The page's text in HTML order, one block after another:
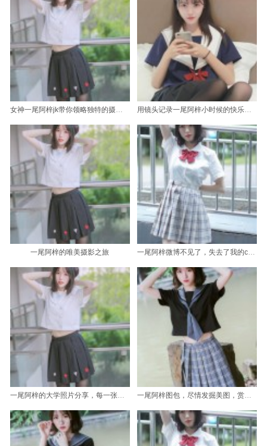
女神一尾阿梓jk带你领略独特的摄影魅力 用镜头记录一尾阿梓小时候的快乐瞬间：原图展示
一尾阿梓的唯美摄影之旅 一尾阿梓微博不见了，失去了我的cos作品分享